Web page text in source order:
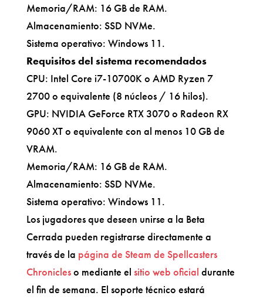
Memoria/RAM: 16 GB de RAM.
Almacenamiento: SSD NVMe.
Sistema operativo: Windows 11.
Requisitos del sistema recomendados
CPU: Intel Core i7-10700K o AMD Ryzen 7
2700 o equivalente (8 núcleos / 16 hilos).
GPU: NVIDIA GeForce RTX 3070 o Radeon RX
9060 XT o equivalente con al menos 10 GB de
VRAM.
Memoria/RAM: 16 GB de RAM.
Almacenamiento: SSD NVMe.
Sistema operativo: Windows 11.
Los jugadores que deseen unirse a la Beta
Cerrada pueden registrarse directamente a
través de la página de Steam de Spellcasters
Chronicleso mediante el sitio web oficial durante
el fin de semana. El soporte técnico estará